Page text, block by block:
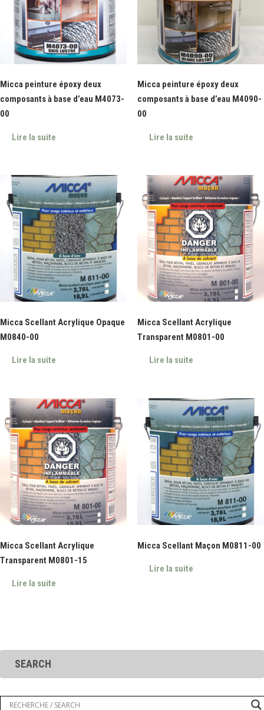
Micca peinture époxy deux
composants à base d’eau M4073-
00
Lire la suite
Micca peinture époxy deux
composants à base d’eau M4090-
00
Lire la suite
Micca Scellant Acrylique Opaque
M0840-00
Lire la suite
Micca Scellant Acrylique
Transparent M0801-00
Lire la suite
Micca Scellant Acrylique
Transparent M0801-15
Lire la suite
Micca Scellant Maçon M0811-00
Lire la suite
SEARCH